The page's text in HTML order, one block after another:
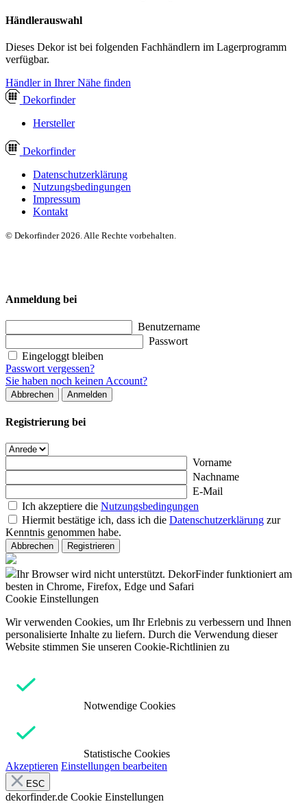
Händlerauswahl
Dieses Dekor ist bei folgenden Fachhändlern im Lagerprogramm
verfügbar.
Händler in Ihrer Nähe finden
Dekorfinder
Hersteller
Dekorfinder
Datenschutzerklärung
Nutzungsbedingungen
Impressum
Kontakt
© Dekorfinder 2026. Alle Rechte vorbehalten.
Anmeldung bei
Benutzername
Passwort
Eingeloggt bleiben
Passwort vergessen?
Sie haben noch keinen Account?
Abbrechen Anmelden
Registrierung bei
Vorname
Nachname
E-Mail
Ich akzeptiere die Nutzungsbedingungen
Hiermit bestätige ich, dass ich die Datenschutzerklärung zur
Kenntnis genommen habe.
Abbrechen Registrieren
Ihr Browser wird nicht unterstützt. DekorFinder funktioniert am
besten in Chrome, Firefox, Edge und Safari
Cookie Einstellungen
Wir verwenden Cookies, um Ihr Erlebnis zu verbessern und Ihnen
personalisierte Inhalte zu liefern. Durch die Verwendung dieser
Website stimmen Sie unseren Cookie-Richtlinien zu
Notwendige Cookies
Statistische Cookies
Akzeptieren Einstellungen bearbeiten
ESC
dekorfinder.de Cookie Einstellungen